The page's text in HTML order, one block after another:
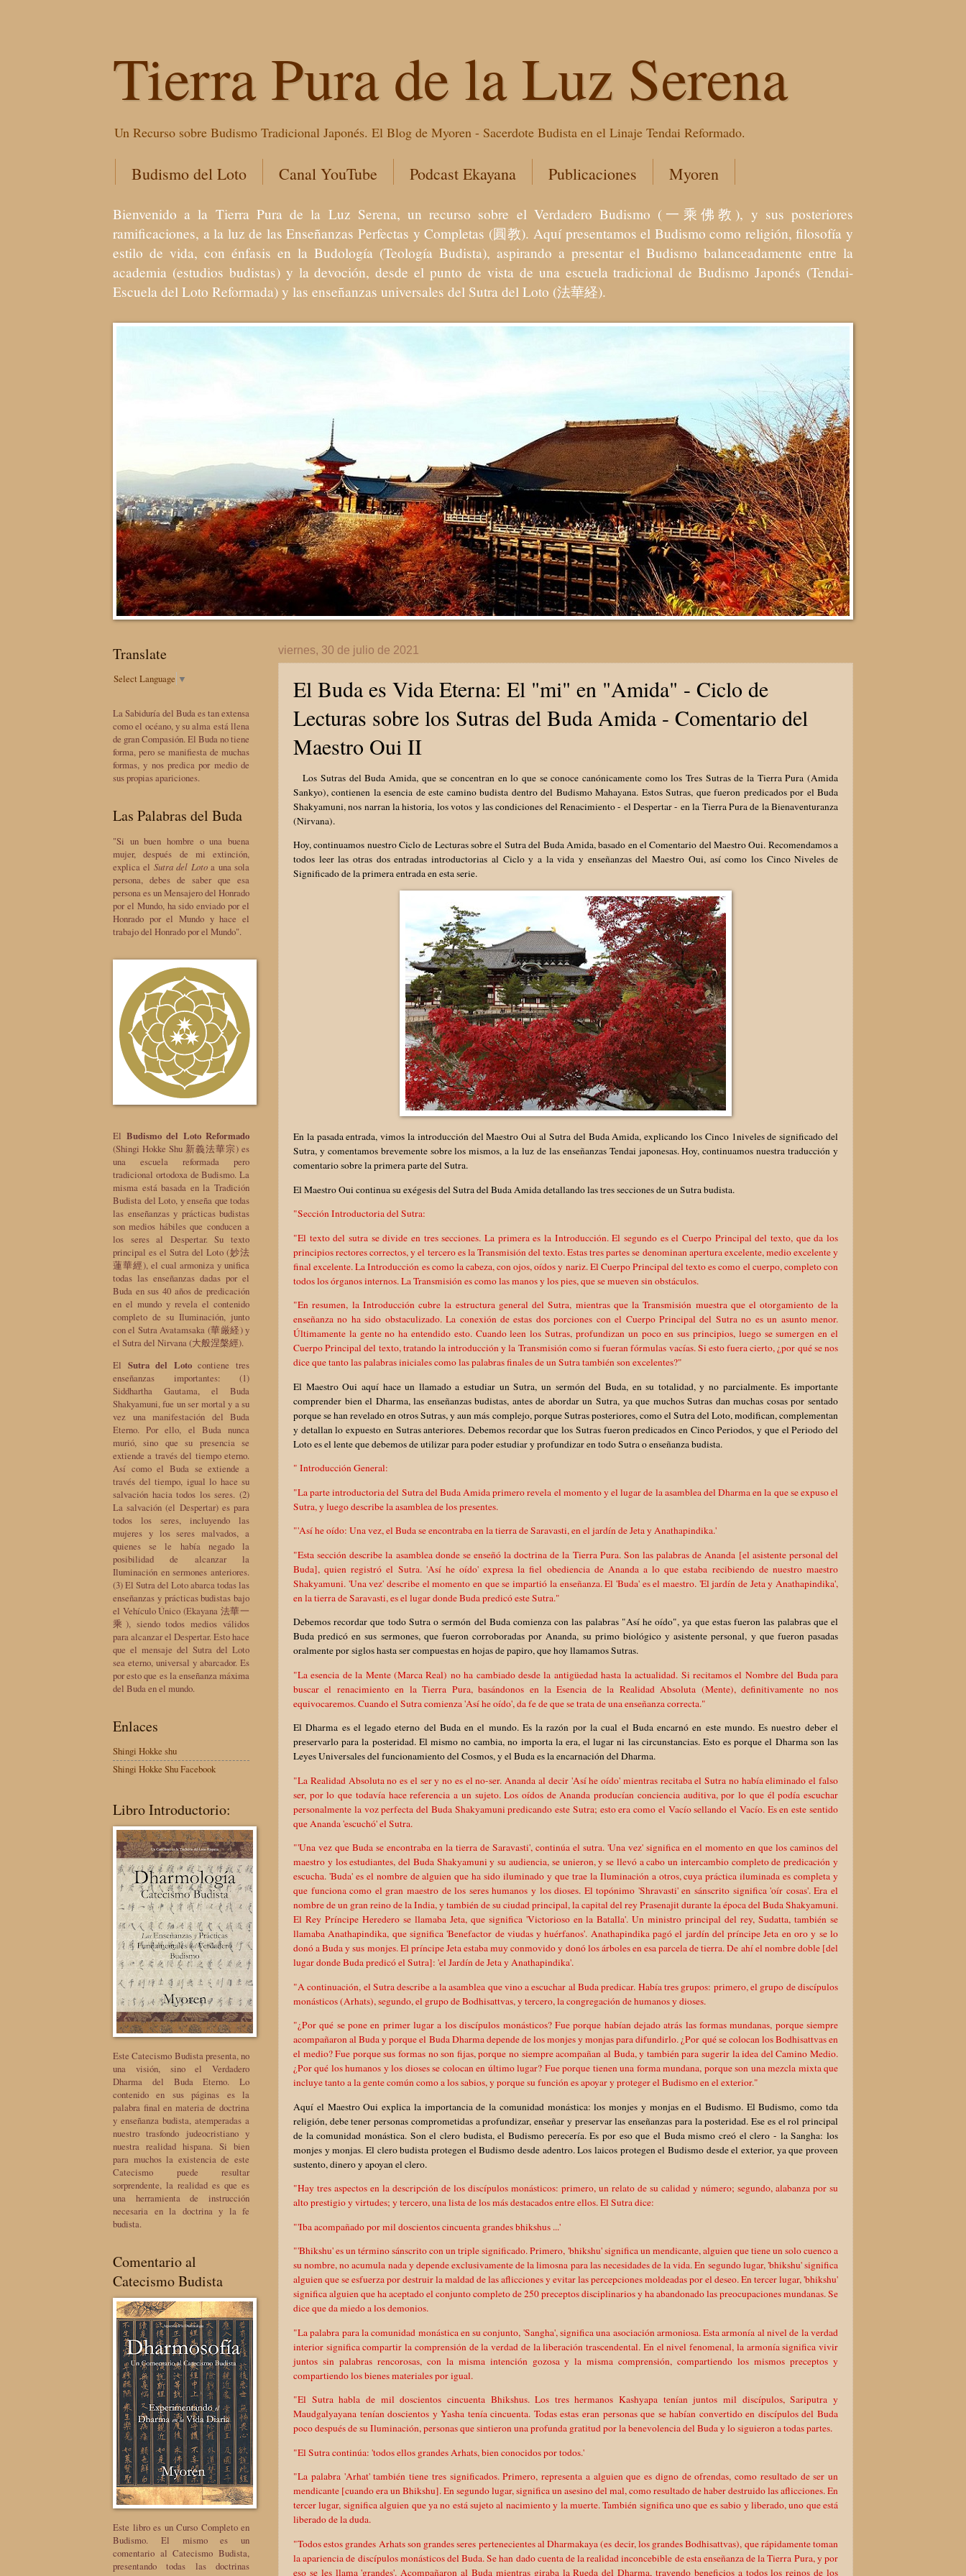
Tierra Pura de la Luz Serena
Un Recurso sobre Budismo Tradicional Japonés. El Blog de Myoren - Sacerdote Budista en el Linaje Tendai Reformado.
Budismo del Loto Canal YouTube Podcast Ekayana Publicaciones Myoren
Bienvenido a la Tierra Pura de la Luz Serena, un recurso sobre el Verdadero Budismo (一乘佛教), y sus posteriores
ramificaciones, a la luz de las Enseñanzas Perfectas y Completas (圓教). Aquí presentamos el Budismo como religión, filosofía y
estilo de vida, con énfasis en la Budología (Teología Budista), aspirando a presentar el Budismo balanceadamente entre la
academia (estudios budistas) y la devoción, desde el punto de vista de una escuela tradicional de Budismo Japonés (Tendai-
Escuela del Loto Reformada) y las enseñanzas universales del Sutra del Loto (法華経).
viernes, 30 de julio de 2021
El Buda es Vida Eterna: El "mi" en "Amida" - Ciclo de
Lecturas sobre los Sutras del Buda Amida - Comentario del
Maestro Oui II
Los Sutras del Buda Amida, que se concentran en lo que se conoce canónicamente como los Tres Sutras de la Tierra Pura (Amida
Sankyo), contienen la esencia de este camino budista dentro del Budismo Mahayana. Estos Sutras, que fueron predicados por el Buda
Shakyamuni, nos narran la historia, los votos y las condiciones del Renacimiento - el Despertar - en la Tierra Pura de la Bienaventuranza
(Nirvana).
Hoy, continuamos nuestro Ciclo de Lecturas sobre el Sutra del Buda Amida, basado en el Comentario del Maestro Oui. Recomendamos a
todos leer las otras dos entradas introductorias al Ciclo y a la vida y enseñanzas del Maestro Oui, así como los Cinco Niveles de
Significado de la primera entrada en esta serie.
En la pasada entrada, vimos la introducción del Maestro Oui al Sutra del Buda Amida, explicando los Cinco 1niveles de significado del
Sutra, y comentamos brevemente sobre los mismos, a la luz de las enseñanzas Tendai japonesas. Hoy, continuamos nuestra traducción y
comentario sobre la primera parte del Sutra.
El Maestro Oui continua su exégesis del Sutra del Buda Amida detallando las tres secciones de un Sutra budista.
"Sección Introductoria del Sutra:
"El texto del sutra se divide en tres secciones. La primera es la Introducción. El segundo es el Cuerpo Principal del texto, que da los
principios rectores correctos, y el tercero es la Transmisión del texto. Estas tres partes se denominan apertura excelente, medio excelente y
final excelente. La Introducción es como la cabeza, con ojos, oídos y nariz. El Cuerpo Principal del texto es como el cuerpo, completo con
todos los órganos internos. La Transmisión es como las manos y los pies, que se mueven sin obstáculos.
"En resumen, la Introducción cubre la estructura general del Sutra, mientras que la Transmisión muestra que el otorgamiento de la
enseñanza no ha sido obstaculizado. La conexión de estas dos porciones con el Cuerpo Principal del Sutra no es un asunto menor.
Últimamente la gente no ha entendido esto. Cuando leen los Sutras, profundizan un poco en sus principios, luego se sumergen en el
Cuerpo Principal del texto, tratando la introducción y la Transmisión como si fueran fórmulas vacías. Si esto fuera cierto, ¿por qué se nos
dice que tanto las palabras iniciales como las palabras finales de un Sutra también son excelentes?"
El Maestro Oui aquí hace un llamado a estudiar un Sutra, un sermón del Buda, en su totalidad, y no parcialmente. Es importante
comprender bien el Dharma, las enseñanzas budistas, antes de abordar un Sutra, ya que muchos Sutras dan muchas cosas por sentado
porque se han revelado en otros Sutras, y aun más complejo, porque Sutras posteriores, como el Sutra del Loto, modifican, complementan
y detallan lo expuesto en Sutras anteriores. Debemos recordar que los Sutras fueron predicados en Cinco Periodos, y que el Periodo del
Loto es el lente que debemos de utilizar para poder estudiar y profundizar en todo Sutra o enseñanza budista.
" Introducción General:
"La parte introductoria del Sutra del Buda Amida primero revela el momento y el lugar de la asamblea del Dharma en la que se expuso el
Sutra, y luego describe la asamblea de los presentes.
"'Así he oído: Una vez, el Buda se encontraba en la tierra de Saravasti, en el jardín de Jeta y Anathapindika.'
"Esta sección describe la asamblea donde se enseñó la doctrina de la Tierra Pura. Son las palabras de Ananda [el asistente personal del
Buda], quien registró el Sutra. 'Así he oído' expresa la fiel obediencia de Ananda a lo que estaba recibiendo de nuestro maestro
Shakyamuni. 'Una vez' describe el momento en que se impartió la enseñanza. El 'Buda' es el maestro. 'El jardín de Jeta y Anathapindika',
en la tierra de Saravasti, es el lugar donde Buda predicó este Sutra."
Debemos recordar que todo Sutra o sermón del Buda comienza con las palabras "Así he oído", ya que estas fueron las palabras que el
Buda predicó en sus sermones, que fueron corroboradas por Ananda, su primo biológico y asistente personal, y que fueron pasadas
oralmente por siglos hasta ser compuestas en hojas de papiro, que hoy llamamos Sutras.
"La esencia de la Mente (Marca Real) no ha cambiado desde la antigüedad hasta la actualidad. Si recitamos el Nombre del Buda para
buscar el renacimiento en la Tierra Pura, basándonos en la Esencia de la Realidad Absoluta (Mente), definitivamente no nos
equivocaremos. Cuando el Sutra comienza 'Así he oído', da fe de que se trata de una enseñanza correcta."
El Dharma es el legado eterno del Buda en el mundo. Es la razón por la cual el Buda encarnó en este mundo. Es nuestro deber el
preservarlo para la posteridad. El mismo no cambia, no importa la era, el lugar ni las circunstancias. Esto es porque el Dharma son las
Leyes Universales del funcionamiento del Cosmos, y el Buda es la encarnación del Dharma.
"La Realidad Absoluta no es el ser y no es el no-ser. Ananda al decir 'Así he oído' mientras recitaba el Sutra no había eliminado el falso
ser, por lo que todavía hace referencia a un sujeto. Los oídos de Ananda producían conciencia auditiva, por lo que él podía escuchar
personalmente la voz perfecta del Buda Shakyamuni predicando este Sutra; esto era como el Vacío sellando el Vacío. Es en este sentido
que Ananda 'escuchó' el Sutra.
"'Una vez que Buda se encontraba en la tierra de Saravasti', continúa el sutra. 'Una vez' significa en el momento en que los caminos del
maestro y los estudiantes, del Buda Shakyamuni y su audiencia, se unieron, y se llevó a cabo un intercambio completo de predicación y
escucha. 'Buda' es el nombre de alguien que ha sido iluminado y que trae la Iluminación a otros, cuya práctica iluminada es completa y
que funciona como el gran maestro de los seres humanos y los dioses. El topónimo 'Shravasti' en sánscrito significa 'oír cosas'. Era el
nombre de un gran reino de la India, y también de su ciudad principal, la capital del rey Prasenajit durante la época del Buda Shakyamuni.
El Rey Príncipe Heredero se llamaba Jeta, que significa 'Victorioso en la Batalla'. Un ministro principal del rey, Sudatta, también se
llamaba Anathapindika, que significa 'Benefactor de viudas y huérfanos'. Anathapindika pagó el jardín del príncipe Jeta en oro y se lo
donó a Buda y sus monjes. El príncipe Jeta estaba muy conmovido y donó los árboles en esa parcela de tierra. De ahí el nombre doble [del
lugar donde Buda predicó el Sutra]: 'el Jardín de Jeta y Anathapindika'.
"A continuación, el Sutra describe a la asamblea que vino a escuchar al Buda predicar. Había tres grupos: primero, el grupo de discípulos
monásticos (Arhats), segundo, el grupo de Bodhisattvas, y tercero, la congregación de humanos y dioses.
"¿Por qué se pone en primer lugar a los discípulos monásticos? Fue porque habían dejado atrás las formas mundanas, porque siempre
acompañaron al Buda y porque el Buda Dharma depende de los monjes y monjas para difundirlo. ¿Por qué se colocan los Bodhisattvas en
el medio? Fue porque sus formas no son fijas, porque no siempre acompañan al Buda, y también para sugerir la idea del Camino Medio.
¿Por qué los humanos y los dioses se colocan en último lugar? Fue porque tienen una forma mundana, porque son una mezcla mixta que
incluye tanto a la gente común como a los sabios, y porque su función es apoyar y proteger el Budismo en el exterior."
Aquí el Maestro Oui explica la importancia de la comunidad monástica: los monjes y monjas en el Budismo. El Budismo, como tda
religión, debe tener personas comprometidas a profundizar, enseñar y preservar las enseñanzas para la posteridad. Ese es el rol principal
de la comunidad monástica. Son el clero budista, el Budismo perecería. Es por eso que el Buda mismo creó el clero - la Sangha: los
monjes y monjas. El clero budista protegen el Budismo desde adentro. Los laicos protegen el Budismo desde el exterior, ya que proveen
sustento, dinero y apoyan el clero.
"Hay tres aspectos en la descripción de los discípulos monásticos: primero, un relato de su calidad y número; segundo, alabanza por su
alto prestigio y virtudes; y tercero, una lista de los más destacados entre ellos. El Sutra dice:
"'Iba acompañado por mil doscientos cincuenta grandes bhikshus ...'
"'Bhikshu' es un término sánscrito con un triple significado. Primero, 'bhikshu' significa un mendicante, alguien que tiene un solo cuenco a
su nombre, no acumula nada y depende exclusivamente de la limosna para las necesidades de la vida. En segundo lugar, 'bhikshu' significa
alguien que se esfuerza por destruir la maldad de las aflicciones y evitar las percepciones moldeadas por el deseo. En tercer lugar, 'bhikshu'
significa alguien que ha aceptado el conjunto completo de 250 preceptos disciplinarios y ha abandonado las preocupaciones mundanas. Se
dice que da miedo a los demonios.
"La palabra para la comunidad monástica en su conjunto, 'Sangha', significa una asociación armoniosa. Esta armonía al nivel de la verdad
interior significa compartir la comprensión de la verdad de la liberación trascendental. En el nivel fenomenal, la armonía significa vivir
juntos sin palabras rencorosas, con la misma intención gozosa y la misma comprensión, compartiendo los mismos preceptos y
compartiendo los bienes materiales por igual.
"El Sutra habla de mil doscientos cincuenta Bhikshus. Los tres hermanos Kashyapa tenían juntos mil discípulos, Sariputra y
Maudgalyayana tenían doscientos y Yasha tenía cincuenta. Todas estas eran personas que se habían convertido en discípulos del Buda
poco después de su Iluminación, personas que sintieron una profunda gratitud por la benevolencia del Buda y lo siguieron a todas partes.
"El Sutra continúa: 'todos ellos grandes Arhats, bien conocidos por todos.'
"La palabra 'Arhat' también tiene tres significados. Primero, representa a alguien que es digno de ofrendas, como resultado de ser un
mendicante [cuando era un Bhikshu]. En segundo lugar, significa un asesino del mal, como resultado de haber destruido las aflicciones. En
tercer lugar, significa alguien que ya no está sujeto al nacimiento y la muerte. También significa uno que es sabio y liberado, uno que está
liberado de la duda.
"Todos estos grandes Arhats son grandes seres pertenecientes al Dharmakaya (es decir, los grandes Bodhisattvas), que rápidamente toman
la apariencia de discípulos monásticos del Buda. Se han dado cuenta de la realidad inconcebible de esta enseñanza de la Tierra Pura, y por
eso se les llama 'grandes'. Acompañaron al Buda mientras giraba la Rueda del Dharma, trayendo beneficios a todos los reinos de los
Translate
Select Language ▼
La Sabiduría del Buda es tan extensa
como el océano, y su alma está llena
de gran Compasión. El Buda no tiene
forma, pero se manifiesta de muchas
formas, y nos predica por medio de
sus propias apariciones.
Las Palabras del Buda
"Si un buen hombre o una buena
mujer, después de mi extinción,
explica el Sutra del Lotoa una sola
persona, debes de saber que esa
persona es un Mensajero del Honrado
por el Mundo, ha sido enviado por el
Honrado por el Mundo y hace el
trabajo del Honrado por el Mundo".
El Budismo del Loto Reformado
(Shingi Hokke Shu 新義法華宗) es
una escuela reformada pero
tradicional ortodoxa de Budismo. La
misma está basada en la Tradición
Budista del Loto, y enseña que todas
las enseñanzas y prácticas budistas
son medios hábiles que conducen a
los seres al Despertar. Su texto
principal es el Sutra del Loto (妙法
蓮華經), el cual armoniza y unifica
todas las enseñanzas dadas por el
Buda en sus 40 años de predicación
en el mundo y revela el contenido
completo de su Iluminación, junto
con el Sutra Avatamsaka (華厳経) y
el Sutra del Nirvana (大般涅槃經).
El Sutra del Lotocontiene tres
enseñanzas importantes: (1)
Siddhartha Gautama, el Buda
Shakyamuni, fue un ser mortal y a su
vez una manifestación del Buda
Eterno. Por ello, el Buda nunca
murió, sino que su presencia se
extiende a través del tiempo eterno.
Así como el Buda se extiende a
través del tiempo, igual lo hace su
salvación hacia todos los seres. (2)
La salvación (el Despertar) es para
todos los seres, incluyendo las
mujeres y los seres malvados, a
quienes se le había negado la
posibilidad de alcanzar la
Iluminación en sermones anteriores.
(3) El Sutra del Loto abarca todas las
enseñanzas y prácticas budistas bajo
el Vehículo Único (Ekayana 法華一
乘), siendo todos medios válidos
para alcanzar el Despertar. Esto hace
que el mensaje del Sutra del Loto
sea eterno, universal y abarcador. Es
por esto que es la enseñanza máxima
del Buda en el mundo.
Enlaces
Shingi Hokke shu
Shingi Hokke Shu Facebook
Libro Introductorio:
Este Catecismo Budista presenta, no
una visión, sino el Verdadero
Dharma del Buda Eterno. Lo
contenido en sus páginas es la
palabra final en materia de doctrina
y enseñanza budista, atemperadas a
nuestro trasfondo judeocristiano y
nuestra realidad hispana. Si bien
para muchos la existencia de este
Catecismo puede resultar
sorprendente, la realidad es que es
una herramienta de instrucción
necesaria en la doctrina y la fe
budista.
Comentario al
Catecismo Budista
Este libro es un Curso Completo en
Budismo. El mismo es un
comentario al Catecismo Budista,
presentando todas las doctrinas